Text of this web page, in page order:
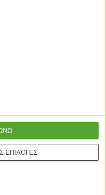
ΕΠΙΛΟΓΕΣ